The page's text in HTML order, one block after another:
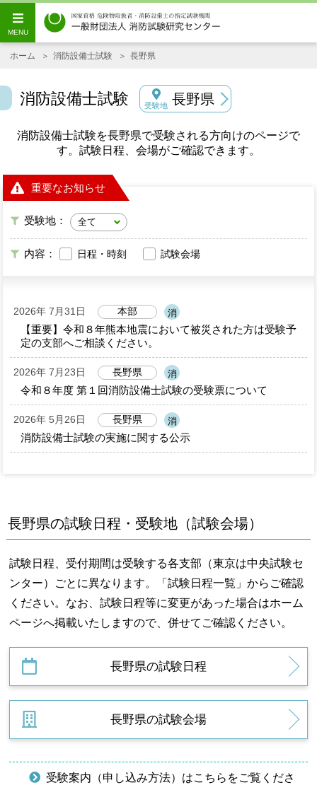
ホーム 消防設備士試験 長野県
消防設備士試験 受験地 長野県
消防設備士試験を長野県で受験される方向けのページで
す。試験日程、会場がご確認できます。
重要なお知らせ
受験地：
内容： 日程・時刻 試験会場
2026年 7月31日 本部 消
【重要】令和８年熊本地震において被災された方は受験予
定の支部へご相談ください。
2026年 7月23日 長野県 消
令和８年度 第１回消防設備士試験の受験票について
2026年 5月26日 長野県 消
消防設備士試験の実施に関する公示
長野県の試験日程・受験地（試験会場）
試験日程、受付期間は受験する各支部（東京は中央試験セ
ンター）ごとに異なります。「試験日程一覧」からご確認
ください。なお、試験日程等に変更があった場合はホーム
ページへ掲載いたしますので、併せてご確認ください。
長野県の試験日程
長野県の試験会場
受験案内（申し込み方法）はこちらをご覧くださ